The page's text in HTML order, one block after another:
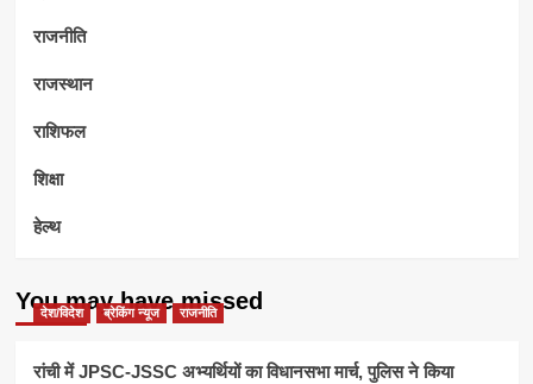
राजनीति
राजस्थान
राशिफल
शिक्षा
हेल्थ
You may have missed
देश/विदेश ब्रेकिंग न्यूज राजनीति
रांची में JPSC-JSSC अभ्यर्थियों का विधानसभा मार्च, पुलिस ने किया